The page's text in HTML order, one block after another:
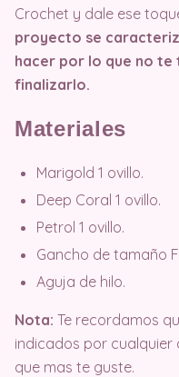
Crochet y dale ese
proyecto se
hacer por lo que no
finalizarlo.
Materiales
Marigold 1 ovillo.
Deep Coral 1 ovillo.
Petrol 1 ovillo.
Gancho de tamaño
Aguja de hilo.
Nota: Te recordamos
indicados por
que mas te guste.